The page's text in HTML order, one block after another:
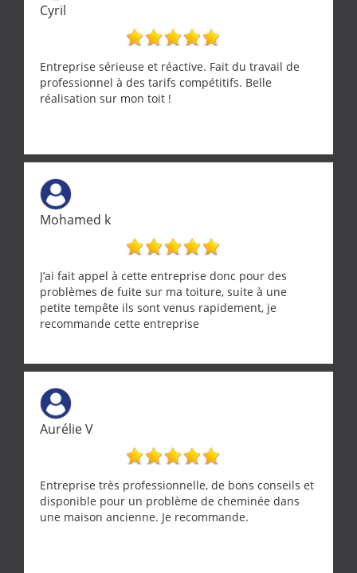
Cyril
Entreprise sérieuse et réactive. Fait du travail de
professionnel à des tarifs compétitifs. Belle
réalisation sur mon toit !
Mohamed k
J’ai fait appel à cette entreprise donc pour des
problèmes de fuite sur ma toiture, suite à une
petite tempête ils sont venus rapidement, je
recommande cette entreprise
Aurélie V
Entreprise très professionnelle, de bons conseils et
disponible pour un problème de cheminée dans
une maison ancienne. Je recommande.